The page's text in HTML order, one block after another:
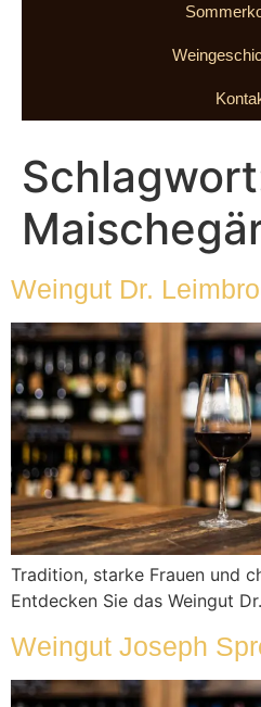
Weingut Dr.
Tradition, starke Frauen und
Entdecken Sie das Weingut
Weingut Joseph